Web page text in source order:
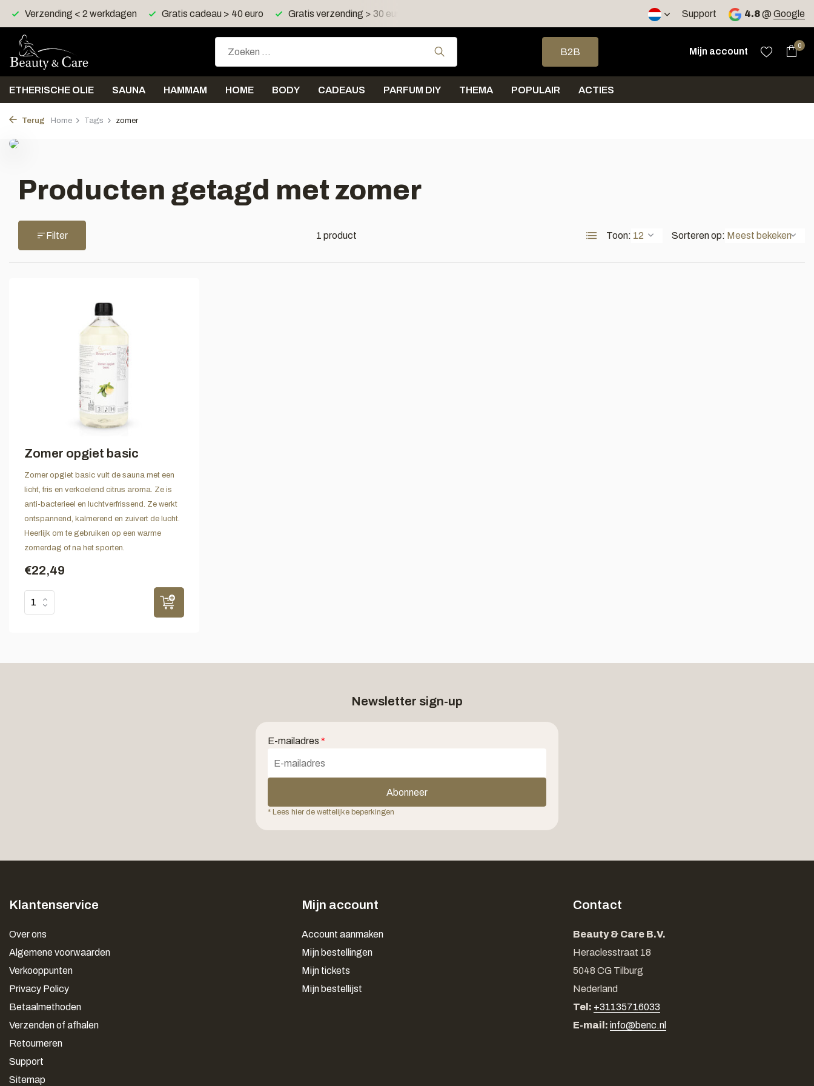
Verzending < 2 werkdagen Gratis cadeau > 40 euro Gratis verzending > 30 euro in NL en BE Support 4.8@ Google
Gebruik de pijltjes op en neer om een beschikbaar resultaat te selecteren. Druk
B2B
Mijn account
0
ETHERISCHE OLIE SAUNA HAMMAM HOME BODY CADEAUS PARFUM DIY THEMA POPULAIR ACTIES
Terug Home Tags zomer
Producten getagd met zomer
Filter 1 product Toon: Sorteren op:
Zomer opgiet basic
Zomer opgiet basic vult de sauna met een
licht, fris en verkoelend citrus aroma. Ze is
anti-bacterieel en luchtverfrissend. Ze werkt
ontspannend, kalmerend en zuivert de lucht.
Heerlijk om te gebruiken op een warme
zomerdag of na het sporten.
€22,49
Newsletter sign-up
E-mailadres *
Abonneer
* Lees hier de wettelijke beperkingen
Klantenservice
Over ons
Algemene voorwaarden
Verkooppunten
Privacy Policy
Betaalmethoden
Verzenden of afhalen
Retourneren
Support
Sitemap
Mijn account
Account aanmaken
Mijn bestellingen
Mijn tickets
Mijn bestellijst
Contact
Beauty & Care B.V.
Heraclesstraat 18
5048 CG Tilburg
Nederland
Tel: +31135716033
E-mail: info@benc.nl